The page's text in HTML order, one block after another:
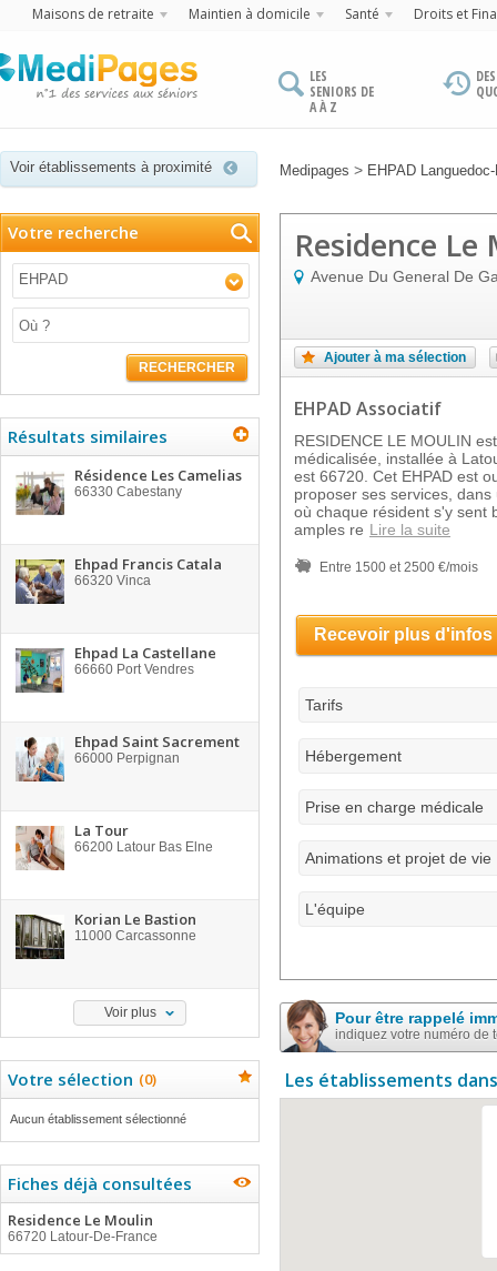
Maisons de retraite Maintien à domicile Santé Droits et
LES
SENIORS DE
A À Z
Voir établissements à proximité Medipages > EHPAD
Votre recherche
EHPAD
RECHERCHER
Résultats similaires
Résidence Les Camelias
66330 Cabestany
Ehpad Francis Catala
66320 Vinca
Ehpad La Castellane
66660 Port Vendres
Ehpad Saint Sacrement
66000 Perpignan
La Tour
66200 Latour Bas Elne
Korian Le Bastion
11000 Carcassonne
Voir plus
Votre sélection (0)
Aucun établissement sélectionné
Fiches déjà consultées
Residence Le Moulin
66720 Latour-De-France
Residence Le
Avenue Du General De
Ajouter à ma sélection
EHPAD Associatif
RESIDENCE LE MOULIN
médicalisée, installée à
est 66720. Cet EHPAD est
proposer ses services,
où chaque résident s'y sent
amples re Lire la suite
Entre 1500 et 2500 €/mois
Recevoir plus d'infos
Tarifs
Hébergement
Prise en charge médicale
Animations et projet de vie
L'équipe
Pour être rappelé
indiquez votre numéro de
Les établissements